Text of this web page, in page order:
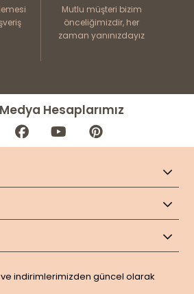
Mutlu müşteri bizim
önceliğimizdir, her
zaman yanınızdayız
Hesaplarımız
ve indirimlerimizden güncel olarak